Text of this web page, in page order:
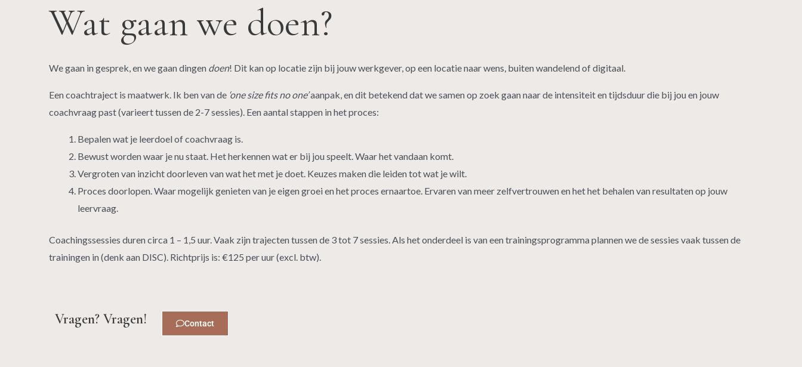
Wat gaan we doen?
We gaan in gesprek, en we gaan dingen doen! Dit kan op locatie zijn bij jouw werkgever, op een locatie naar wens, buiten wandelend of digitaal.
Een coachtraject is maatwerk. Ik ben van de ‘one size fits no one’aanpak, en dit betekend dat we samen op zoek gaan naar de intensiteit en tijdsduur die bij jou en jouw
coachvraag past (varieert tussen de 2-7 sessies). Een aantal stappen in het proces:
Bepalen wat je leerdoel of coachvraag is.
Bewust worden waar je nu staat. Het herkennen wat er bij jou speelt. Waar het vandaan komt.
Vergroten van inzicht doorleven van wat het met je doet. Keuzes maken die leiden tot wat je wilt.
Proces doorlopen. Waar mogelijk genieten van je eigen groei en het proces ernaartoe. Ervaren van meer zelfvertrouwen en het het behalen van resultaten op jouw
leervraag.
Coachingssessies duren circa 1 – 1,5 uur. Vaak zijn trajecten tussen de 3 tot 7 sessies. Als het onderdeel is van een trainingsprogramma plannen we de sessies vaak tussen de
trainingen in (denk aan DISC). Richtprijs is: €125 per uur (excl. btw).
Vragen? Vragen! Contact